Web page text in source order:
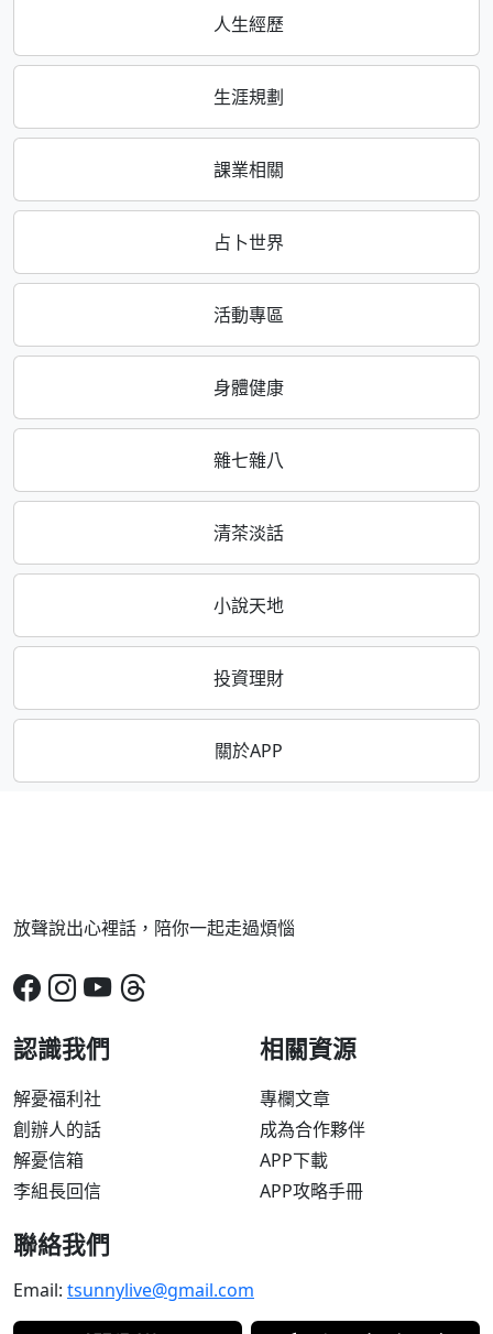
人生經歷
生涯規劃
課業相關
占卜世界
活動專區
身體健康
雜七雜八
清茶淡話
小說天地
投資理財
關於APP
放聲說出心裡話，陪你一起走過煩惱
認識我們
解憂福利社
創辦人的話
解憂信箱
李組長回信
相關資源
專欄文章
成為合作夥伴
APP下載
APP攻略手冊
聯絡我們
Email: tsunnylive@gmail.com